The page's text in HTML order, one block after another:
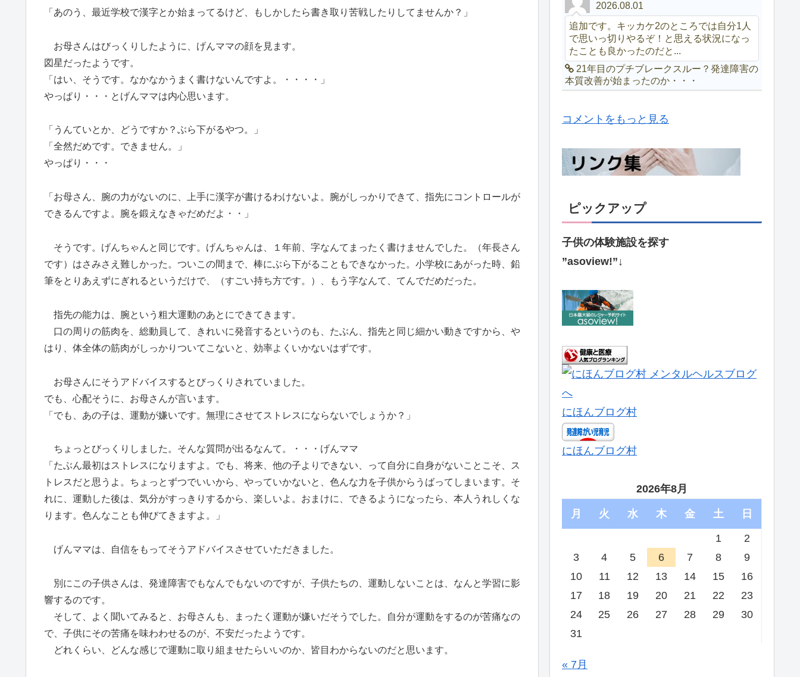
「あのう、最近学校で漢字とか始まってるけど、もしかしたら書き取り苦戦したりしてませんか？」
お母さんはびっくりしたように、げんママの顔を見ます。
図星だったようです。
「はい、そうです。なかなかうまく書けないんですよ。・・・・」
やっぱり・・・とげんママは内心思います。
「うんていとか、どうですか？ぶら下がるやつ。」
「全然だめです。できません。」
やっぱり・・・
「お母さん、腕の力がないのに、上手に漢字が書けるわけないよ。腕がしっかりできて、指先にコントロールが
できるんですよ。腕を鍛えなきゃだめだよ・・」
そうです。げんちゃんと同じです。げんちゃんは、１年前、字なんてまったく書けませんでした。（年長さん
です）はさみさえ難しかった。ついこの間まで、棒にぶら下がることもできなかった。小学校にあがった時、鉛
筆をとりあえずにぎれるというだけで、（すごい持ち方です。）、もう字なんて、てんでだめだった。
指先の能力は、腕という粗大運動のあとにできてきます。
口の周りの筋肉を、総動員して、きれいに発音するというのも、たぶん、指先と同じ細かい動きですから、や
はり、体全体の筋肉がしっかりついてこないと、効率よくいかないはずです。
お母さんにそうアドバイスするとびっくりされていました。
でも、心配そうに、お母さんが言います。
「でも、あの子は、運動が嫌いです。無理にさせてストレスにならないでしょうか？」
ちょっとびっくりしました。そんな質問が出るなんて。・・・げんママ
「たぶん最初はストレスになりますよ。でも、将来、他の子よりできない、って自分に自身がないことこそ、ス
トレスだと思うよ。ちょっとずつでいいから、やっていかないと、色んな力を子供からうばってしまいます。そ
れに、運動した後は、気分がすっきりするから、楽しいよ。おまけに、できるようになったら、本人うれしくな
ります。色んなことも伸びてきますよ。」
げんママは、自信をもってそうアドバイスさせていただきました。
別にこの子供さんは、発達障害でもなんでもないのですが、子供たちの、運動しないことは、なんと学習に影
響するのです。
そして、よく聞いてみると、お母さんも、まったく運動が嫌いだそうでした。自分が運動をするのが苦痛なの
で、子供にその苦痛を味わわせるのが、不安だったようです。
どれくらい、どんな感じで運動に取り組ませたらいいのか、皆目わからないのだと思います。
2026.08.01
追加です。キッカケ2のところでは自分1人
で思いっ切りやるぞ！と思える状況になっ
たことも良かったのだと...
21年目のプチブレークスルー？発達障害の
本質改善が始まったのか・・・
コメントをもっと見る
ピックアップ
子供の体験施設を探す
”asoview!”↓
にほんブログ村
にほんブログ村
2026年8月
月 火 水 木 金 土 日
1
2
3
4 5 6 7 8
9
10
11 12 13 14 15
16
17
18 19 20 21 22
23
24
25 26 27 28 29
30
31
« 7月